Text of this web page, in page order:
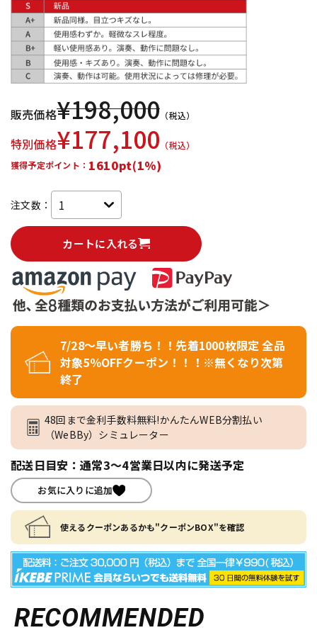
中古 ヴィンテージ
販売価格¥198,000 （税込）
特別価格¥177,100 （税込）
獲得予定ポイント： 1610pt(1%)
注文数：
カートに入れる
7/28～早い者勝ち！！先着1000枚限定 全品
対象5％OFFクーポン！！！※無くなり次第
終了
48回まで金利手数料無料!かんたんWEB分割払い
（WeBBy）シミュレーター
配送日目安：通常3～4営業日以内に発送予定
お気に入りに追加
使えるクーポンあるかも"クーポンBOX"を確認
RECOMMENDED